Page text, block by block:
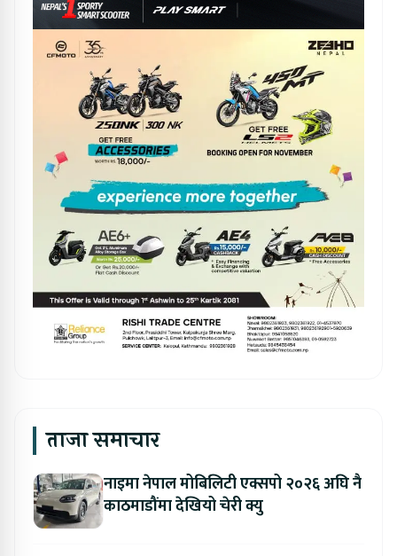
ताजा समाचार
नाइमा नेपाल मोबिलिटी एक्सपो २०२६ अघि नै
काठमाडौंमा देखियो चेरी क्यु